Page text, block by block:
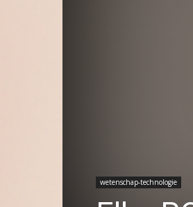
wetenschap-technologie